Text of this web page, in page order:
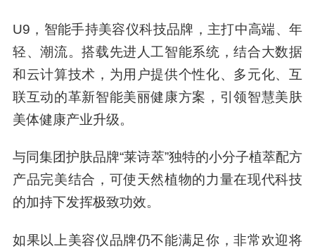
U9，智能手持美容仪科技品牌，主打中高端、年
轻、潮流。搭载先进人工智能系统，结合大数据
和云计算技术，为用户提供个性化、多元化、互
联互动的革新智能美丽健康方案，引领智慧美肤
美体健康产业升级。
与同集团护肤品牌“莱诗萃”独特的小分子植萃配方
产品完美结合，可使天然植物的力量在现代科技
的加持下发挥极致功效。
如果以上美容仪品牌仍不能满足你，非常欢迎将